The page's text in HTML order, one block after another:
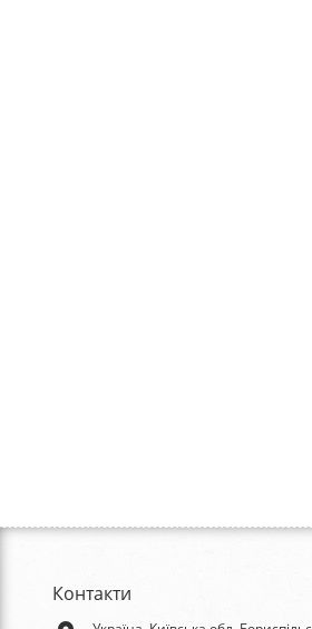
Контакти